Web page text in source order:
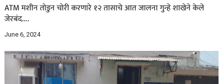
ATM मशीन तोडुन चोरी करणारे १२ तासाचे आत जालना गुन्हे शाखेने केले
जेरबंद….
June 6, 2024